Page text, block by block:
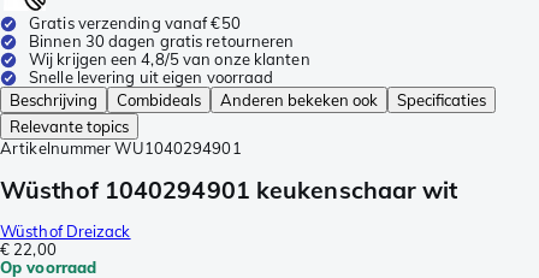
Gratis verzending vanaf €50
Binnen 30 dagen gratis retourneren
Wij krijgen een 4,8/5 van onze klanten
Snelle levering uit eigen voorraad
Beschrijving
Combideals Anderen bekeken ook
Specificaties
Relevante topics
Artikelnummer WU1040294901
Wüsthof 1040294901 keukenschaar wit
Wüsthof Dreizack
€ 22,00
Op voorraad